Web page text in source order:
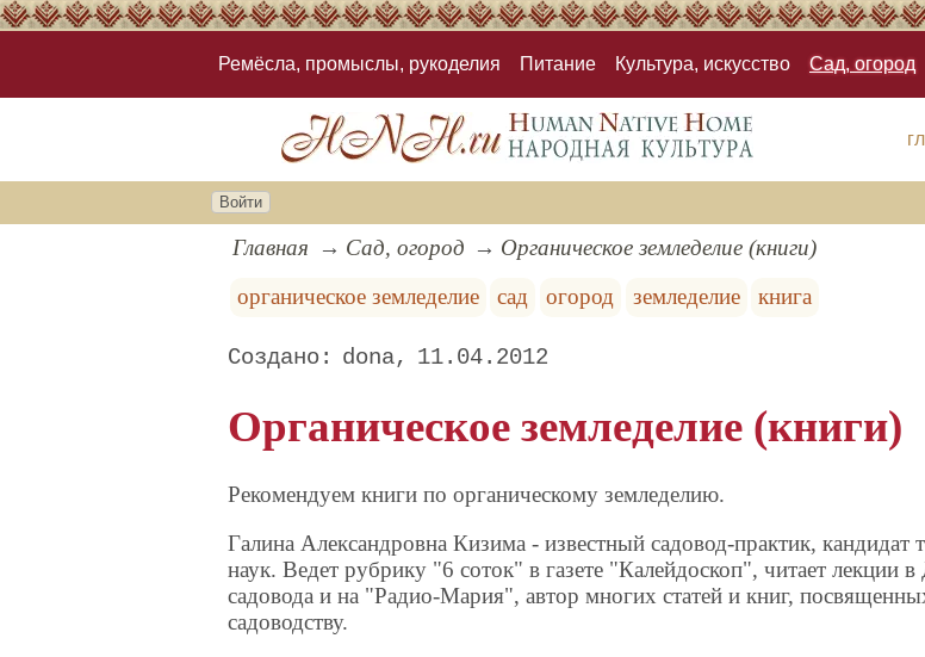
Ремёсла, промыслы, рукоделия Питание Культура, искусство Сад, огород
Войти
Главная Сад, огород
Органическое земледелие (книги)
органическое земледелие
сад огород земледелие книга
dona 11.04.2012
Органическое земледелие (книги)
Рекомендуем книги по органическому земледелию.
Галина Александровна Кизима - известный садовод-практик, кандидат
наук. Ведет рубрику "6 соток" в газете "Калейдоскоп", читает лекции
садовода и на "Радио-Мария", автор многих статей и книг,
садоводству.